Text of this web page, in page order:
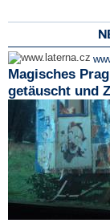
Magisches
getäuscht und